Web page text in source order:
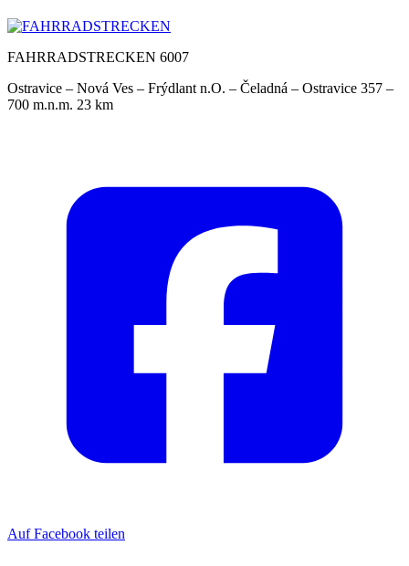
FAHRRADSTRECKEN 6007
Ostravice – Nová Ves – Frýdlant n.O. – Čeladná – Ostravice 357 –
700 m.n.m. 23 km
Auf Facebook teilen